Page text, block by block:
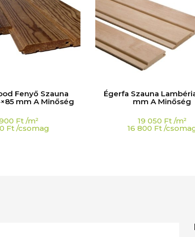
Fenyő Szauna
mm A Minőség
Ft /m²
Ft /csomag
Égerfa Szauna
mm A Minőség
19 050 Ft /m²
16 800 Ft /